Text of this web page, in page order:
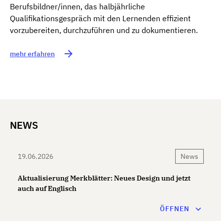
Berufsbildner/innen, das halbjährliche
Qualifikationsgespräch mit den Lernenden effizient
vorzubereiten, durchzuführen und zu dokumentieren.
mehr erfahren
NEWS
News
19.06.2026
Aktualisierung Merkblätter: Neues Design und jetzt
auch auf Englisch
aktualisiert. Ab sofort präsentieren sich die überarbeiteten
ÖFFNEN